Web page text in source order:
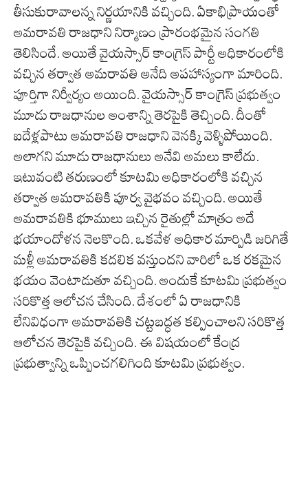
తీసుకురావాలన్న నిర్ణయానికి వచ్చింది. ఏకాభిప్రాయంతో
అమరావతి రాజధాని నిర్మాణం ప్రారంభమైన సంగతి
తెలిసిందే. అయితే వైయస్సార్ కాంగ్రెస్ పార్టీ అధికారంలోకి
వచ్చిన తర్వాత అమరావతి అనేది అపహాస్యంగా మారింది.
పూర్తిగా నిర్వీర్యం అయింది. వైయస్సార్ కాంగ్రెస్ ప్రభుత్వం
మూడు రాజధానుల అంశాన్ని తెరపైకి తెచ్చింది. దీంతో
ఐదేళ్లపాటు అమరావతి రాజధాని వెనక్కి వెళ్ళిపోయింది.
అలాగని మూడు రాజధానులు అనేవి అమలు కాలేదు.
ఇటువంటి తరుణంలో కూటమి అధికారంలోకి వచ్చిన
తర్వాత అమరావతికి పూర్వ వైభవం వచ్చింది. అయితే
అమరావతికి భూములు ఇచ్చిన రైతుల్లో మాత్రం అదే
భయాందోళన నెలకొంది. ఒకవేళ అధికార మార్పిడి జరిగితే
మళ్లీ అమరావతికి కదలిక వస్తుందని వారిలో ఒక రకమైన
భయం వెంటాడుతూ వచ్చింది. అందుకే కూటమి ప్రభుత్వం
సరికొత్త ఆలోచన చేసింది. దేశంలో ఏ రాజధానికి
లేనివిధంగా అమరావతికి చట్టబద్ధత కల్పించాలని సరికొత్త
ఆలోచన తెరపైకి వచ్చింది. ఈ విషయంలో కేంద్ర
ప్రభుత్వాన్ని ఒప్పించగలిగింది కూటమి ప్రభుత్వం.